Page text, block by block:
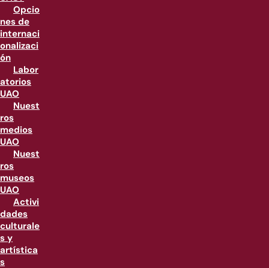
Opcio
nes de
internaci
onalizaci
ón
Labor
atorios
UAO
Nuest
ros
medios
UAO
Nuest
ros
museos
UAO
Activi
dades
culturale
s y
artística
s